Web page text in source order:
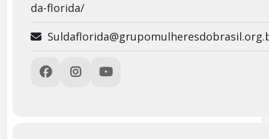
da-florida/